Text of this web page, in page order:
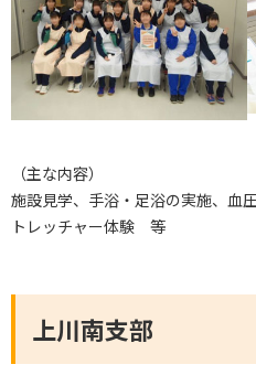
（主な内容）
施設見学、手浴・足浴の実施、血
トレッチャー体験 等
上川南支部